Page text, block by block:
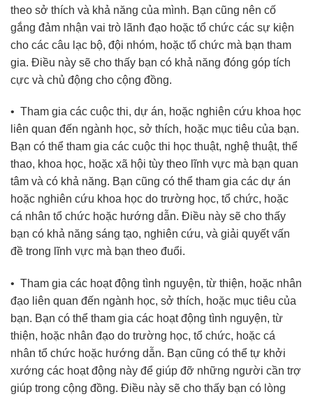
theo sở thích và khả năng của mình. Bạn cũng nên cố
gắng đảm nhận vai trò lãnh đạo hoặc tổ chức các sự kiện
cho các câu lạc bộ, đội nhóm, hoặc tổ chức mà bạn tham
gia. Điều này sẽ cho thấy bạn có khả năng đóng góp tích
cực và chủ động cho cộng đồng.
• Tham gia các cuộc thi, dự án, hoặc nghiên cứu khoa học
liên quan đến ngành học, sở thích, hoặc mục tiêu của bạn.
Bạn có thể tham gia các cuộc thi học thuật, nghệ thuật, thể
thao, khoa học, hoặc xã hội tùy theo lĩnh vực mà bạn quan
tâm và có khả năng. Bạn cũng có thể tham gia các dự án
hoặc nghiên cứu khoa học do trường học, tổ chức, hoặc
cá nhân tổ chức hoặc hướng dẫn. Điều này sẽ cho thấy
bạn có khả năng sáng tạo, nghiên cứu, và giải quyết vấn
đề trong lĩnh vực mà bạn theo đuổi.
• Tham gia các hoạt động tình nguyện, từ thiện, hoặc nhân
đạo liên quan đến ngành học, sở thích, hoặc mục tiêu của
bạn. Bạn có thể tham gia các hoạt động tình nguyện, từ
thiện, hoặc nhân đạo do trường học, tổ chức, hoặc cá
nhân tổ chức hoặc hướng dẫn. Bạn cũng có thể tự khởi
xướng các hoạt động này để giúp đỡ những người cần trợ
giúp trong cộng đồng. Điều này sẽ cho thấy bạn có lòng